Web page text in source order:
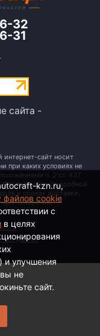
32
31
сайта -
сайт носит
при каких условиях не
ч. 2 ст. 437
получения подробной
и сроках доставки,
телефонам.
данных
kzn.ru,
файлов cookie
с
в целях
и улучшения
не
сайт.